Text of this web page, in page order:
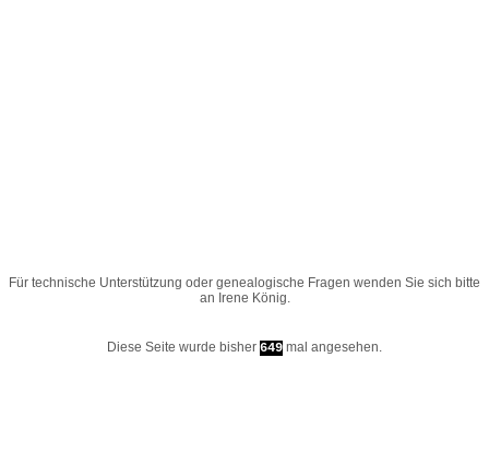
Für technische Unterstützung oder genealogische Fragen wenden Sie sich bitte
an Irene König.
Diese Seite wurde bisher 649 mal angesehen.